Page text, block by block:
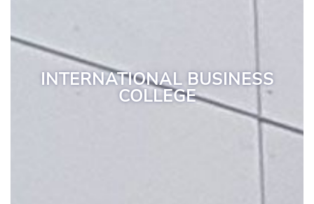
INTERNATIONAL BUSINESS
COLLEGE